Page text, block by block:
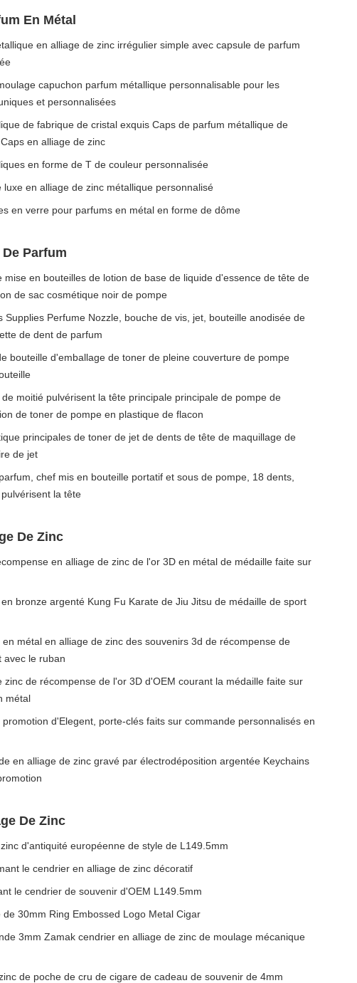
En Métal
en alliage de zinc irrégulier simple avec capsule de parfum
capuchon parfum métallique personnalisable pour les
et personnalisées
de fabrique de cristal exquis Caps de parfum métallique de
en alliage de zinc
en forme de T de couleur personnalisée
luxe en alliage de zinc métallique personnalisé
en verre pour parfums en métal en forme de dôme
Parfum
mise en bouteilles de lotion de base de liquide d'essence de tête de
de sac cosmétique noir de pompe
Supplies Perfume Nozzle, bouche de vis, jet, bouteille anodisée de
de dent de parfum
bouteille d'emballage de toner de pleine couverture de pompe
moitié pulvérisent la tête principale principale de pompe de
de toner de pompe en plastique de flacon
principales de toner de jet de dents de tête de maquillage de
de jet
chef mis en bouteille portatif et sous de pompe, 18 dents,
la tête
De Zinc
en alliage de zinc de l'or 3D en métal de médaille faite sur
bronze argenté Kung Fu Karate de Jiu Jitsu de médaille de sport
métal en alliage de zinc des souvenirs 3d de récompense de
avec le ruban
zinc de récompense de l'or 3D d'OEM courant la médaille faite sur
métal
d'Elegent, porte-clés faits sur commande personnalisés en
en alliage de zinc gravé par électrodéposition argentée Keychains
De Zinc
d'antiquité européenne de style de L149.5mm
le cendrier en alliage de zinc décoratif
le cendrier de souvenir d'OEM L149.5mm
30mm Ring Embossed Logo Metal Cigar
3mm Zamak cendrier en alliage de zinc de moulage mécanique
de poche de cru de cigare de cadeau de souvenir de 4mm